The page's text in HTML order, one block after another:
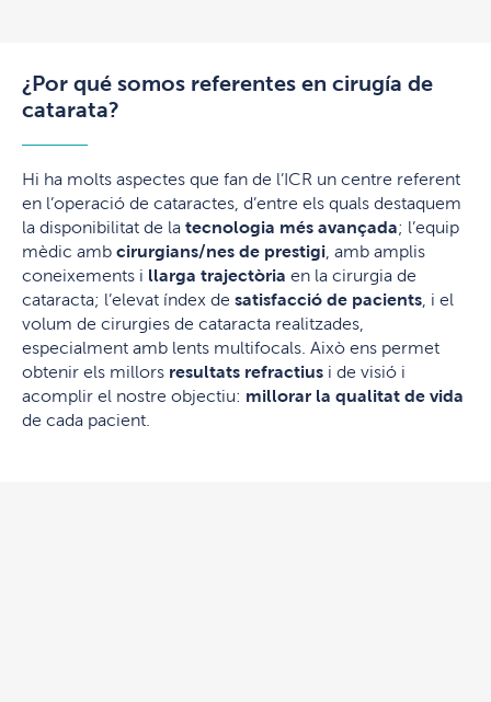
¿Por qué somos referentes en cirugía de
catarata?
Hi ha molts aspectes que fan de l’ICR un centre referent
en l’operació de cataractes, d’entre els quals destaquem
la disponibilitat de la tecnologia més avançada; l’equip
mèdic amb cirurgians/nes de prestigi , amb amplis
coneixements i llarga trajectòria en la cirurgia de
cataracta; l’elevat índex de satisfacció de pacients , i el
volum de cirurgies de cataracta realitzades,
especialment amb lents multifocals. Això ens permet
obtenir els millors resultats refractius i de visió i
acomplir el nostre objectiu: millorar la qualitat de vida
de cada pacient.